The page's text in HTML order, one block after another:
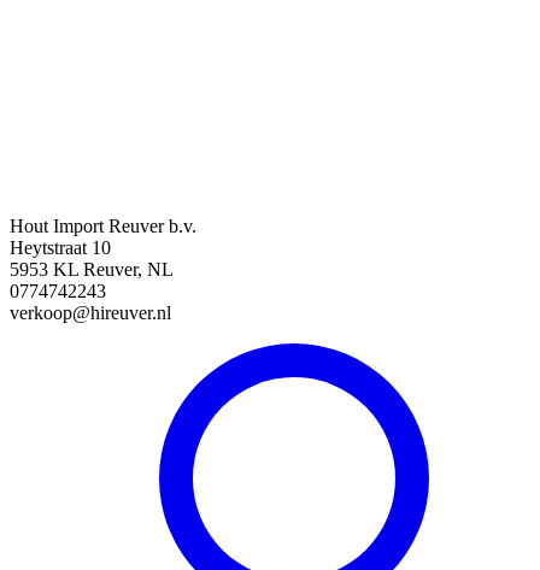
Hout Import Reuver b.v.
Heytstraat 10
5953 KL Reuver, NL
0774742243
verkoop@hireuver.nl